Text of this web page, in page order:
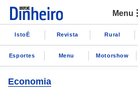
Menu
IstoÉ Revista Rural
Esportes Menu Motorshow
Economia